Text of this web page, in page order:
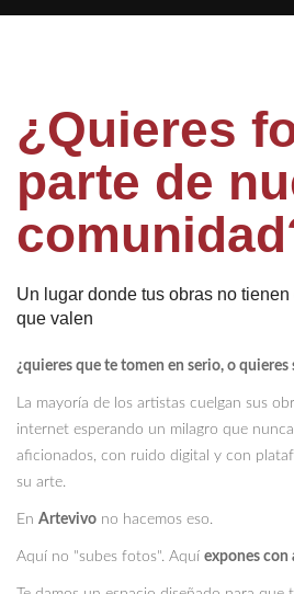
¿Quieres
parte de
Un lugar donde tus obras no
que valen
¿quieres que te tomen en serio, o
La mayoría de los artistas cuelgan sus
internet esperando un milagro que
aficionados, con ruido digital y con
su arte.
En Artevivo no hacemos eso.
Aquí no "subes fotos". Aquí expones con